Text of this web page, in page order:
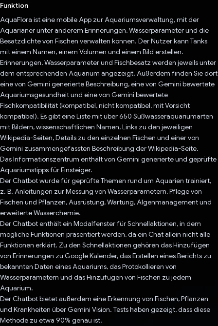
Funktion
AquaFlora ist eine mobile App zur Aquariumsverwaltung, mit der
Aquarianer unter anderem Erinnerungen, Wasserparameter und die
Besatzdichte von Fischen verwalten können. Der Nutzer kann Tanks
mit einem Namen, einem Volumen und einem Bild erstellen.
Erinnerungen, Wasserparameter und Fischbesatz werden jeweils unter
dem entsprechenden Aquarium angezeigt. Außerdem finden Sie dort
eine von Gemini generierte Beschreibung, eine von Gemini bewertete
Aquariumsgesundheit und eine von Gemini bewertete
Fischkompatibilität (kompatibel, nicht kompatibel, mit Vorsicht
kompatibel). Es gibt eine Liste mit über 650 Süßwasseraquariumarten
mit Bildern, wissenschaftlichen Namen, Links zu den jeweiligen
Wikipedia-Seiten, Details zu den einzelnen Fischen und einer von
Gemini zusammengefassten Beschreibung der Wikipedia-Seite.
Das Informationszentrum enthält von Gemini generierte und geprüfte
Aquariumstipps für Einsteiger.
Der Chatbot wurde für geprüfte Themen rund um Aquarien trainiert,
z. B. Anleitungen zur Messung von Wasserparametern, Pflege von
Fischen und Pflanzen, Ausrüstung, Wartung, Algenmanagement und
erweiterte Wasserchemie.
Der Chatbot enthält ein Modalfenster für Schnellaktionen, in dem
mögliche Funktionen präsentiert werden, da ein Chat allein nicht alle
Funktionen erklärt. Zu den Schnellaktionen gehören das Hinzufügen
von Erinnerungen zu Google Kalender, das Erstellen eines Berichts zu
bekannten Daten eines Aquariums, das Protokollieren von
Wasserparametern und das Hinzufügen von Fischen zu jedem
Aquarium.
Der Chatbot bietet außerdem eine Erkennung von Fischen, Pflanzen
und Krankheiten über Gemini Vision. Tests haben gezeigt, dass diese
Methode zu etwa 90% genau ist.